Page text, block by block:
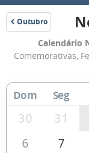
Outubro
1977
Calendário
Comemorativas,
Dom Seg
30 31
6
7